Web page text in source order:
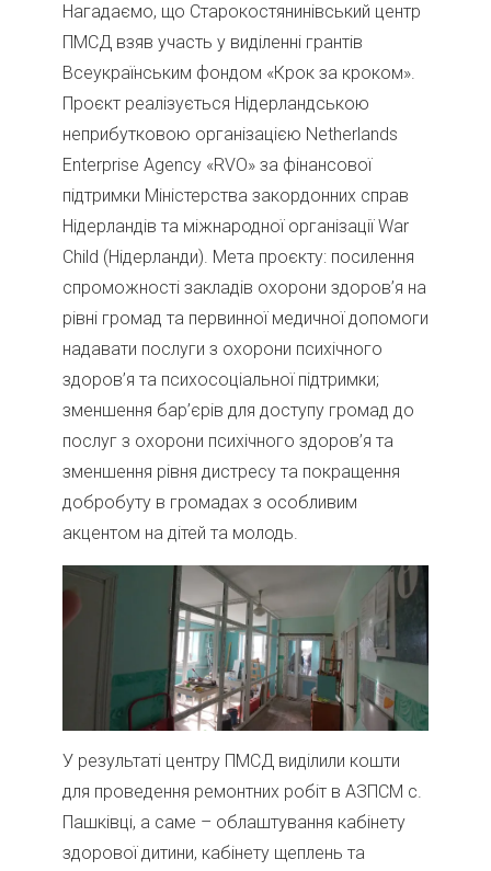
Нагадаємо, що Старокостянинівський центр
ПМСД взяв участь у виділенні грантів
Всеукраїнським фондом «Крок за кроком».
Проєкт реалізується Нідерландською
неприбутковою організацією Netherlands
Enterprise Agency «RVO» за фінансової
підтримки Міністерства закордонних справ
Нідерландів та міжнародної організації War
Child (Нідерланди). Мета проєкту: посилення
спроможності закладів охорони здоров’я на
рівні громад та первинної медичної допомоги
надавати послуги з охорони психічного
здоров’я та психосоціальної підтримки;
зменшення бар’єрів для доступу громад до
послуг з охорони психічного здоров’я та
зменшення рівня дистресу та покращення
добробуту в громадах з особливим
акцентом на дітей та молодь.
У результаті центру ПМСД виділили кошти
для проведення ремонтних робіт в АЗПСМ с.
Пашківці, а саме – облаштування кабінету
здорової дитини, кабінету щеплень та